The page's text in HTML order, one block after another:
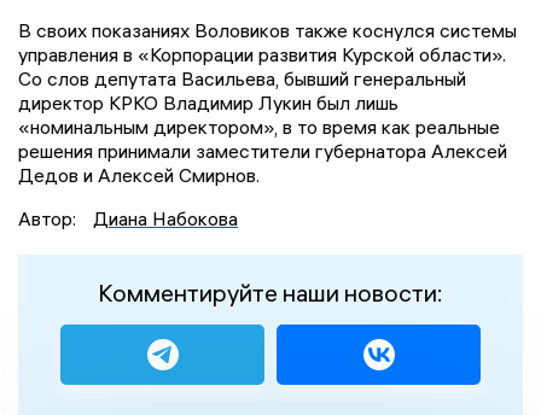
В своих показаниях Воловиков также коснулся системы
управления в «Корпорации развития Курской области».
Со слов депутата Васильева, бывший генеральный
директор КРКО Владимир Лукин был лишь
«номинальным директором», в то время как реальные
решения принимали заместители губернатора Алексей
Дедов и Алексей Смирнов.
Автор:
Диана Набокова
Комментируйте наши новости: